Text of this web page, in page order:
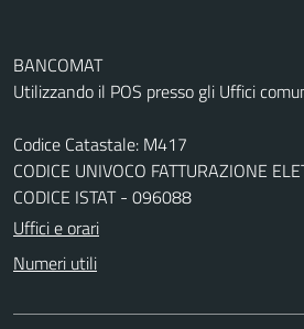
BANCOMAT
Utilizzando il POS presso gli Uffici
Codice Catastale: M417
CODICE UNIVOCO FATTURAZIONE
CODICE ISTAT - 096088
Uffici e orari
Numeri utili